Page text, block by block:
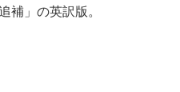
補」の英訳版。